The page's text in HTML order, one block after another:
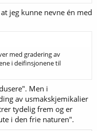
jeg kunne nevne én med
med gradering av
i deifinsjonene til
Men i
av usmakskjemikalier
tydelig frem og er
i den frie naturen".